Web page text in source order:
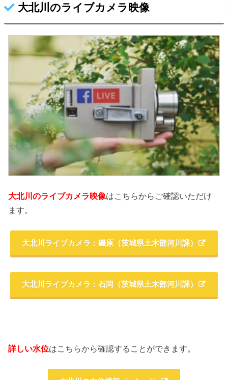
大北川のライブカメラ映像
大北川のライブカメラ映像はこちらからご確認いただけ
ます。
大北川ライブカメラ：磯原（茨城県土木部河川課）
大北川ライブカメラ：石岡（茨城県土木部河川課）
詳しい水位はこちらから確認することができます。